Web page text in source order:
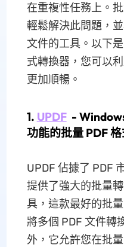
在重複性任務上。
輕鬆解決此問題，
文件的工具。以下
式轉換器，您可以
更加順暢。
1. UPDF-
功能的批量 PDF
UPDF 佔據了 PDF
提供了強大的批量
具，這款最好的批
將多個 PDF 文件轉
外，它允許您在批